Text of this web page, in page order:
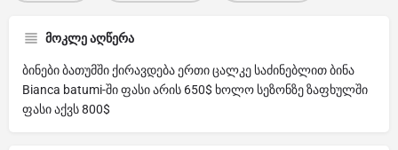
მოკლე აღწერა
ბინები ბათუმში ქირავდება ერთი ცალკე საძინებლით ბინა
Bianca batumi-ში ფასი არის 650$ ხოლო სეზონზე ზაფხულში
ფასი აქვს 800$